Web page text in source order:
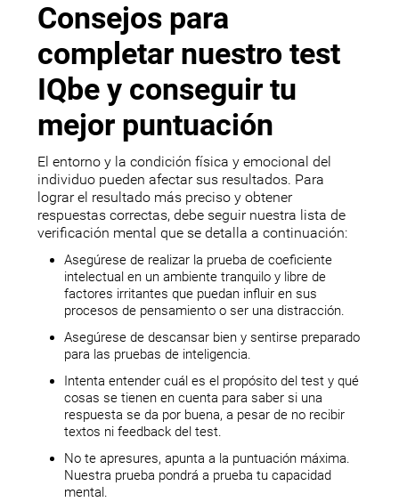
Consejos para
completar nuestro test
IQbe y conseguir tu
mejor puntuación
El entorno y la condición física y emocional del
individuo pueden afectar sus resultados. Para
lograr el resultado más preciso y obtener
respuestas correctas, debe seguir nuestra lista de
verificación mental que se detalla a continuación:
Asegúrese de realizar la prueba de coeficiente
intelectual en un ambiente tranquilo y libre de
factores irritantes que puedan influir en sus
procesos de pensamiento o ser una distracción.
Asegúrese de descansar bien y sentirse preparado
para las pruebas de inteligencia.
Intenta entender cuál es el propósito del test y qué
cosas se tienen en cuenta para saber si una
respuesta se da por buena, a pesar de no recibir
textos ni feedback del test.
No te apresures, apunta a la puntuación máxima.
Nuestra prueba pondrá a prueba tu capacidad
mental.